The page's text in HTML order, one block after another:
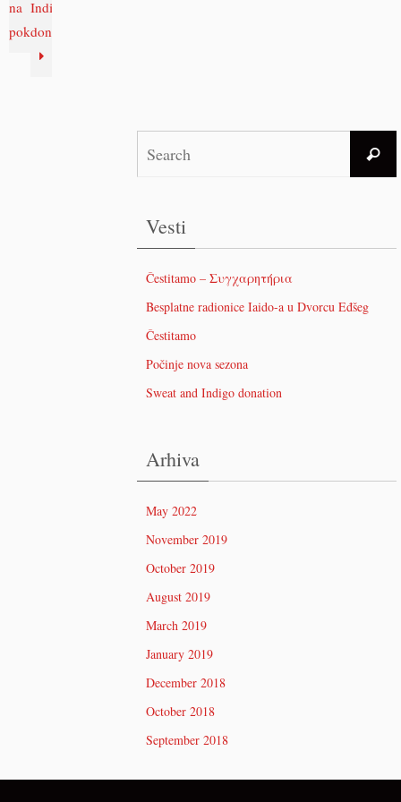
na
poklon
Indigo
donation
Vesti
Čestitamo – Συγχαρητήρια
Besplatne radionice Iaido-a u Dvorcu Eđšeg
Čestitamo
Počinje nova sezona
Sweat and Indigo donation
Arhiva
May 2022
November 2019
October 2019
August 2019
March 2019
January 2019
December 2018
October 2018
September 2018